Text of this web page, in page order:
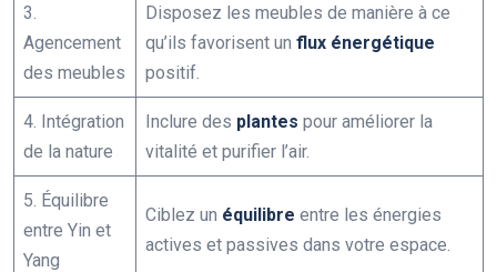
3.
Agencement
des meubles
Disposez les meubles de manière à ce
qu’ils favorisent un flux énergétique
positif.
4. Intégration
de la nature
Inclure des plantes pour améliorer la
vitalité et purifier l’air.
5. Équilibre
entre Yin et
Yang
Ciblez un équilibre entre les énergies
actives et passives dans votre espace.